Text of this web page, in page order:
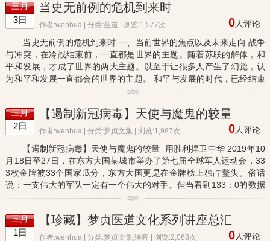
三月
3日
当史无前例的危机到来时
作者:wenhua | 分类:至道 | 浏览:1,577次 0人评论
当史无前例的危机到来时 一、当前世界的焦点以及未来走向 战争
与冲突，在冷战结束前，一直都是世界的主题。随着苏联的解体，和
平和发展，才成了世界的两大主题。以至于让很多人产生了幻觉，认
为和平和发展一直都会的世界的主题。 和平与发展的时代，已经结束
了。下一个大历史格局，它的主题不再是和平与发展，而是幻灭与...
三月
2日
【遏制新冠病毒】天使与魔鬼的较量
作者:wenhua | 分类:梦贞文集 | 浏览:1,987次 0人评论
【遏制新冠病毒】天使与魔鬼的较量 用胜利捍卫中华 2019年10
月18日至27日，在东方大国某城市举办了第七届全球军人运动会，33
3枚金牌被33个国家瓜分，东方大国更是在金牌榜上独占鳌头。俗话
说：一支伟大的军队一定有一个伟大的对手。但当看到133：0的数据
时，突然感觉索然无味了。派出300多名选手的世界第一军事强国居
三月
1日
【珍藏】梦贞医道文化系列讲座总汇
作者:wenhua | 分类:梦贞文集,课程 | 浏览:2,068次 0人评论